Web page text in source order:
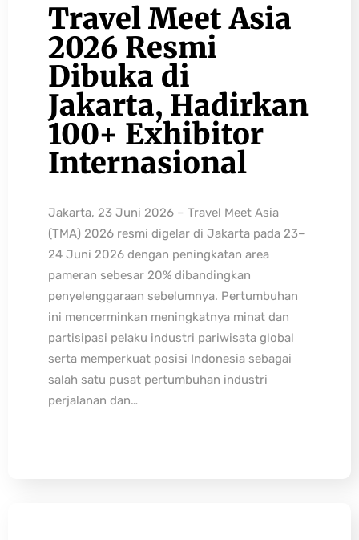
Travel Meet Asia
2026 Resmi
Dibuka di
Jakarta, Hadirkan
100+ Exhibitor
Internasional
Jakarta, 23 Juni 2026 – Travel Meet Asia
(TMA) 2026 resmi digelar di Jakarta pada 23–
24 Juni 2026 dengan peningkatan area
pameran sebesar 20% dibandingkan
penyelenggaraan sebelumnya. Pertumbuhan
ini mencerminkan meningkatnya minat dan
partisipasi pelaku industri pariwisata global
serta memperkuat posisi Indonesia sebagai
salah satu pusat pertumbuhan industri
perjalanan dan…